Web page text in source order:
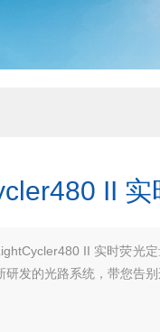
II
II 实时荧光
研发的光路系统，带您告